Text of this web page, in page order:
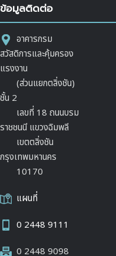
ข้อมูลติดต่อ
อาคารกรม
สวัสดิการและคุ้มครอง
แรงงาน
(ส่วนแยกตลิ่งชัน)
ชั้น 2
เลขที่ 18 ถนนบรม
ราชชนนี แขวงฉิมพลี
เขตตลิ่งชัน
กรุงเทพมหานคร
10170
แผนที่
0 2448 9111
0 2448 9098